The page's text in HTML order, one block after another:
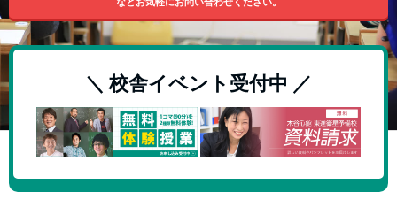
＼ 校舎イベント受付中 ／